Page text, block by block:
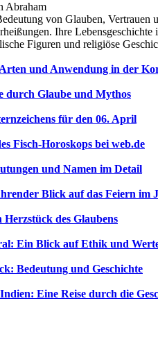
Abraham
von Glauben,
Ihre
Figuren und religiöse
und Anwendung in der
durch Glaube und Mythos
für den 06. April
Fisch-Horoskops bei web.de
und Namen im Detail
Blick auf das Feiern im
des Glaubens
Ein Blick auf Ethik und
Bedeutung und Geschichte
Eine Reise durch die